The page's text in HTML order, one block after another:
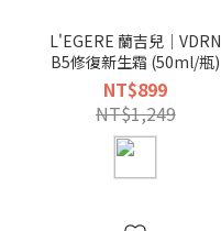
L'EGERE 蘭吉兒｜VDRN
B5修復新生霜 (50ml/瓶)
NT$899
NT$1,249